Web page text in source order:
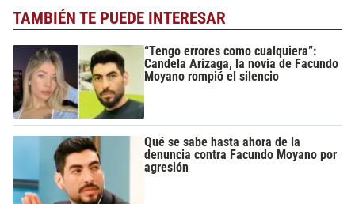
TAMBIÉN TE PUEDE INTERESAR
“Tengo errores como cualquiera”:
Candela Arizaga, la novia de Facundo
Moyano rompió el silencio
Qué se sabe hasta ahora de la
denuncia contra Facundo Moyano por
agresión